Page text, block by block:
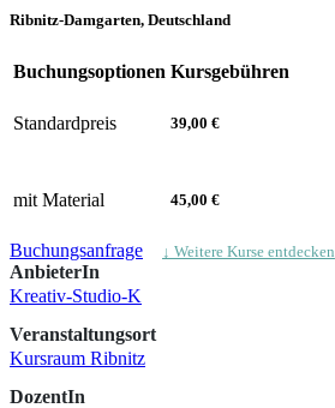
Ribnitz-Damgarten, Deutschland
Buchungsoptionen Kursgebühren
Standardpreis 39,00 €
mit Material 45,00 €
Buchungsanfrage ↓ Weitere Kurse entdecken
AnbieterIn
Kreativ-Studio-K
Veranstaltungsort
Kursraum Ribnitz
DozentIn